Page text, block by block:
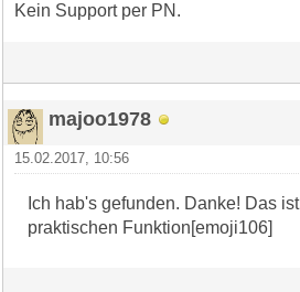
Kein Support per PN.
majoo1978
15.02.2017, 10:56
Ich hab's gefunden. Danke! Das
praktischen Funktion[emoji106]